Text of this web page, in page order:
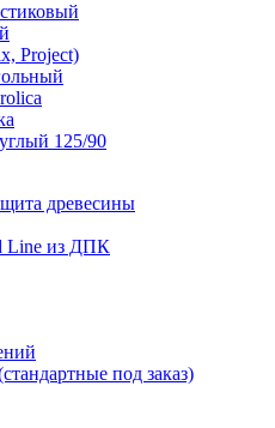
Project)
125/90
древесины
Line из ДПК
под заказ)